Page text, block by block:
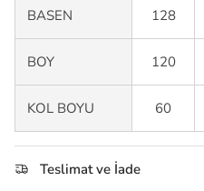
BASEN 128
BOY 120
KOL BOYU 60
Teslimat ve İade